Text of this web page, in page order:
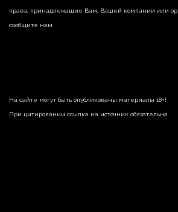
права, принадлежащие Вам, Вашей компании или
сообщите нам.
На сайте могут быть опубликованы материалы 18+!
При цитировании ссылка на источник обязательна.